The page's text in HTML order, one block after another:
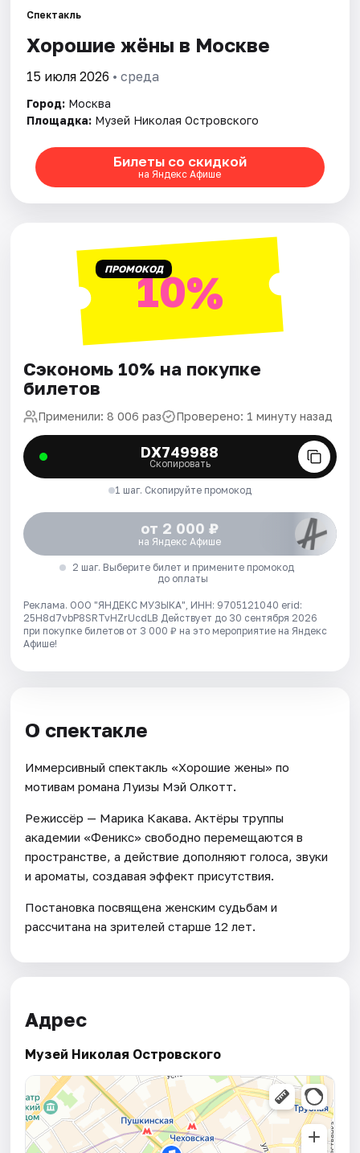
Города
Площадки
Артисты
Рейтинги
Спектакль
Хорошие жёны в Москве
15 июля 2026 • среда
Город: Москва
Площадка: Музей Николая Островского
Билеты со скидкой
на Яндекс Афише
ПРОМОКОД10%
Сэкономь 10% на покупке
билетов
Применили: 8 006 раз Проверено: 1 минуту назад
DX749988
Скопировать
1 шаг. Скопируйте промокод
от 2 000 ₽
на Яндекс Афише
2 шаг. Выберите билет и примените промокод
до оплаты
Реклама. ООО "ЯНДЕКС МУЗЫКА", ИНН: 9705121040 erid:
25H8d7vbP8SRTvHZrUcdLB Действует до 30 сентября 2026
при покупке билетов от 3 000 ₽ на это мероприятие на Яндекс
Афише!
О спектакле
Иммерсивный спектакль «Хорошие жены» по
мотивам романа Луизы Мэй Олкотт.
Режиссёр — Марика Какава. Актёры труппы
академии «Феникс» свободно перемещаются в
пространстве, а действие дополняют голоса, звуки
и ароматы, создавая эффект присутствия.
Постановка посвящена женским судьбам и
рассчитана на зрителей старше 12 лет.
Адрес
Музей Николая Островского